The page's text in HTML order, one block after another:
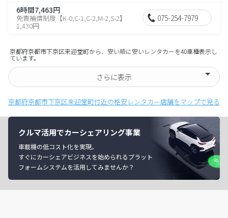
6時間7,463円
免責補償制度【K-0,C-1,C-2,M-2,S-2】
1,430円
075-254-7979
京都府京都市下京区来迎堂町から、安い順に安いレンタカーを40車種表示し
ています。
さらに表示
京都府京都市下京区来迎堂町付近の格安レンタカー店舗をマップで見る
クルマ活用でカーシェアリング事業
車載機の低コスト化を実現。
すぐにカーシェアビジネスを始められるプラット
フォームシステムを活用してみませんか？